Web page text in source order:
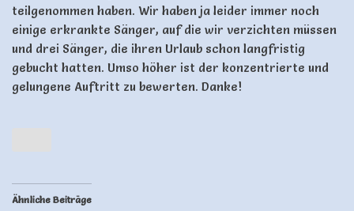
teilgenommen haben. Wir haben ja leider immer noch
einige erkrankte Sänger, auf die wir verzichten müssen
und drei Sänger, die ihren Urlaub schon langfristig
gebucht hatten. Umso höher ist der konzentrierte und
gelungene Auftritt zu bewerten. Danke!
Ähnliche Beiträge